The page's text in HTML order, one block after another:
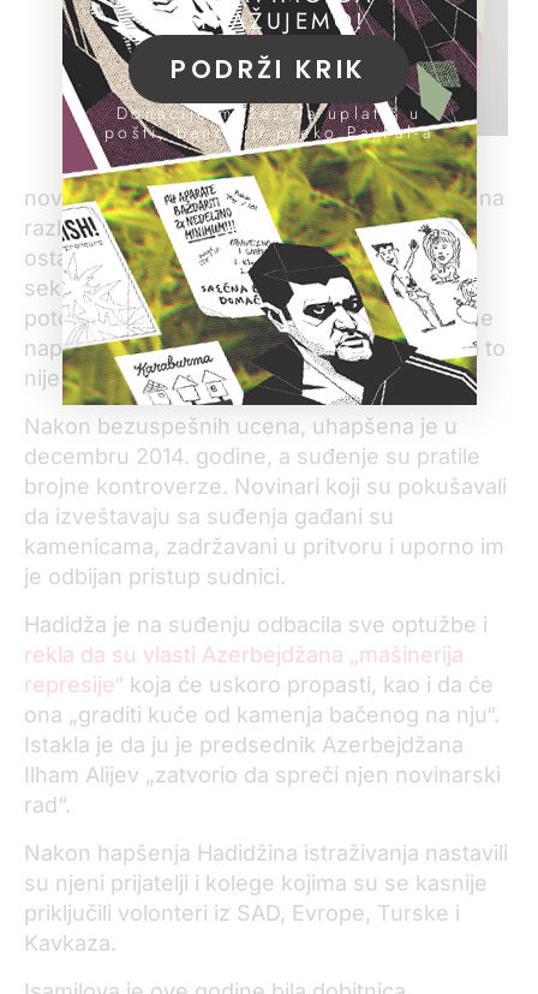
Hadidža Ismailova u sudnici
novinarskog rada pretili, držali je u pritvoru i na
različite načine na nju vršili pritisak. Između
ostalog, tajno su je snimili dok je imala
seksualni odnos sa tadašnjim partnerom i
potom pretili objavljivanjem snimka ukoliko ne
napusti novinarska istraživanja. Ismailova na to
nije pristala.
Nakon bezuspešnih ucena, uhapšena je u
decembru 2014. godine, a suđenje su pratile
brojne kontroverze. Novinari koji su pokušavali
da izveštavaju sa suđenja gađani su
kamenicama, zadržavani u pritvoru i uporno im
je odbijan pristup sudnici.
Hadidža je na suđenju odbacila sve optužbe i
rekla da su vlasti Azerbejdžana „mašinerija
represije“ koja će uskoro propasti, kao i da će
ona „graditi kuće od kamenja bačenog na nju“.
Istakla je da ju je predsednik Azerbejdžana
Ilham Alijev „zatvorio da spreči njen novinarski
rad“.
Nakon hapšenja Hadidžina istraživanja nastavili
su njeni prijatelji i kolege kojima su se kasnije
priključili volonteri iz SAD, Evrope, Turske i
Kavkaza.
ISTRAŽUJEMO!
PODRŽI KRIK
Donacije možeš da uplatiš u
pošti, banci ili preko PayPal-a